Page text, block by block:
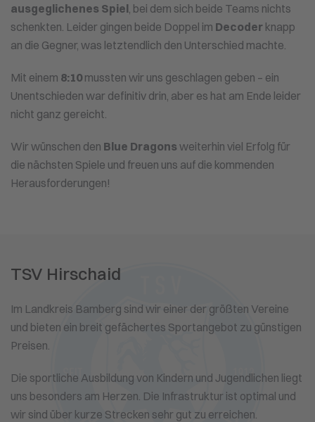
ausgeglichenes Spiel , bei dem sich beide Teams nichts
schenkten. Leider gingen beide Doppel im Decoder knapp
an die Gegner, was letztendlich den Unterschied machte.
Mit einem 8:10 mussten wir uns geschlagen geben – ein
Unentschieden war definitiv drin, aber es hat am Ende leider
nicht ganz gereicht.
Wir wünschen den Blue Dragons weiterhin viel Erfolg für
die nächsten Spiele und freuen uns auf die kommenden
Herausforderungen!
TSV Hirschaid
Im Landkreis Bamberg sind wir einer der größten Vereine
und bieten ein breit gefächertes Sportangebot zu günstigen
Preisen.
Die sportliche Ausbildung von Kindern und Jugendlichen liegt
uns besonders am Herzen. Die Infrastruktur ist optimal und
wir sind über kurze Strecken sehr gut zu erreichen.